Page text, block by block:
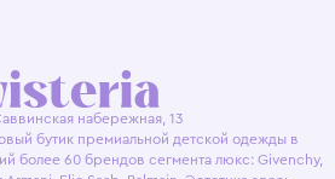
набережная, 13
бутик премиальной детской одежды в
более 60 брендов сегмента люкс: Givenchy,